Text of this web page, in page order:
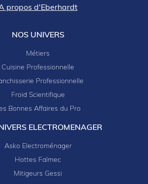
propos d'Eberhardt
NOS UNIVERS
Métiers
Cuisine Professionnelle
Professionnelle
Froid Scientifique
Bonnes Affaires du Pro
ELECTROMENAGER
Asko Electroménager
Hottes Falmec
Mitigeurs Gessi